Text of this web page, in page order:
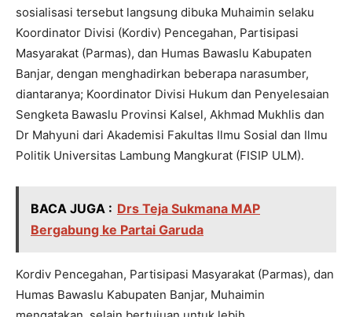
sosialisasi tersebut langsung dibuka Muhaimin selaku
Koordinator Divisi (Kordiv) Pencegahan, Partisipasi
Masyarakat (Parmas), dan Humas Bawaslu Kabupaten
Banjar, dengan menghadirkan beberapa narasumber,
diantaranya; Koordinator Divisi Hukum dan Penyelesaian
Sengketa Bawaslu Provinsi Kalsel, Akhmad Mukhlis dan
Dr Mahyuni dari Akademisi Fakultas Ilmu Sosial dan Ilmu
Politik Universitas Lambung Mangkurat (FISIP ULM).
BACA JUGA : Drs Teja Sukmana MAP
Bergabung ke Partai Garuda
Kordiv Pencegahan, Partisipasi Masyarakat (Parmas), dan
Humas Bawaslu Kabupaten Banjar, Muhaimin